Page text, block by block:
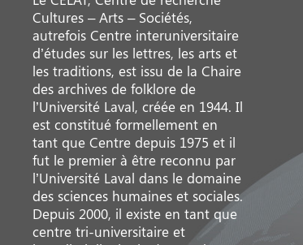
Cultures – Arts – Sociétés,
autrefois Centre interuniversitaire
d’études sur les lettres, les arts et
les traditions, est issu de la Chaire
des archives de folklore de
l’Université Laval, créée en 1944. Il
est constitué formellement en
tant que Centre depuis 1975 et il
fut le premier à être reconnu par
l’Université Laval dans le domaine
des sciences humaines et sociales.
Depuis 2000, il existe en tant que
centre tri-universitaire et